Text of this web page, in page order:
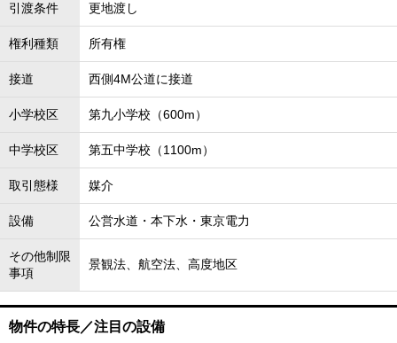
引渡条件 更地渡し
権利種類 所有権
接道 西側4M公道に接道
小学校区 第九小学校（600m）
中学校区 第五中学校（1100m）
取引態様 媒介
設備 公営水道・本下水・東京電力
その他制限
事項
景観法、航空法、高度地区
物件の特長／注目の設備